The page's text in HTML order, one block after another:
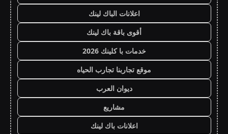
اعلانات الباك لينك
أقوى باقة باك لينك
خدمات با كلينك 2026
موقع تجاربنا تجارب الحياه
ديوان العرب
مشاريع
اعلانات باك لينك